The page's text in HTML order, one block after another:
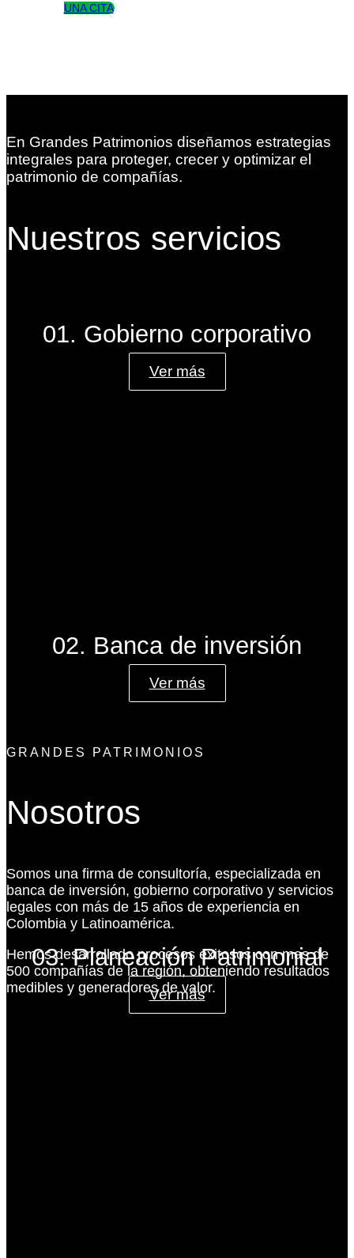
UNA CITA
En Grandes Patrimonios diseñamos estrategias
integrales para proteger, crecer y optimizar el
patrimonio de compañías.
Nuestros servicios
01. Gobierno corporativo
Ver más
02. Banca de inversión
Ver más
03. Planeación Patrimonial
Ver más
GRANDES PATRIMONIOS
Nosotros
Somos una firma de consultoría, especializada en
banca de inversión, gobierno corporativo y servicios
legales con más de 15 años de experiencia en
Colombia y Latinoamérica.
Hemos desarrollado procesos exitosos con mas de
500 compañías de la región, obteniendo resultados
medibles y generadores de valor.